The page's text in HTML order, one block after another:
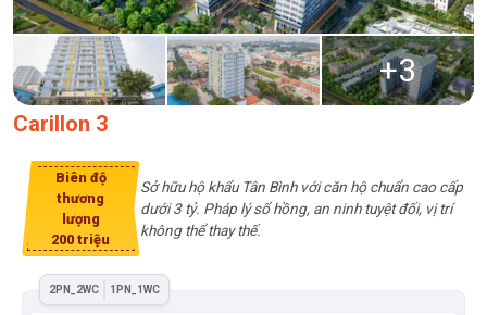
+3
Carillon 3
Biên độ
thương
lượng
200 triệu
Sở hữu hộ khẩu Tân Bình với căn hộ chuẩn cao cấp
dưới 3 tỷ. Pháp lý sổ hồng, an ninh tuyệt đối, vị trí
không thể thay thế.
2PN_2WC 1PN_1WC